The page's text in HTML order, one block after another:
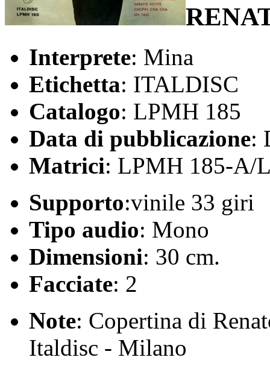
Interprete: Mina
Etichetta: ITALDISC
Catalogo: LPMH 185
Data di pubblicazione:
Matrici: LPMH 185-A/
Supporto:vinile 33 giri
Tipo audio: Mono
Dimensioni: 30 cm.
Facciate: 2
Note: Copertina di
Italdisc - Milano